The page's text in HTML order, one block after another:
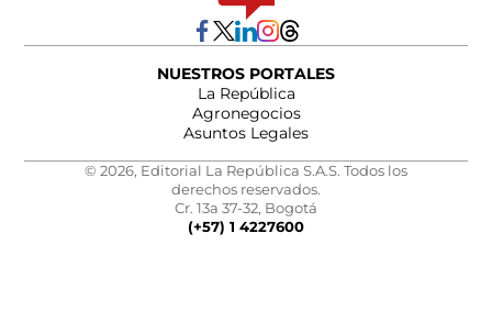
NUESTROS PORTALES
La República
Agronegocios
Asuntos Legales
© 2026, Editorial La República S.A.S. Todos los
derechos reservados.
Cr. 13a 37-32, Bogotá
(+57) 1 4227600